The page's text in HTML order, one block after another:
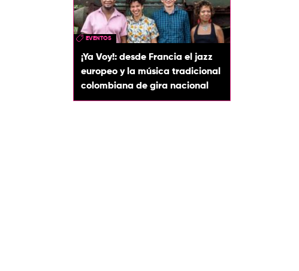
EVENTOS
¡Ya Voy!: desde Francia el jazz
europeo y la música tradicional
colombiana de gira nacional